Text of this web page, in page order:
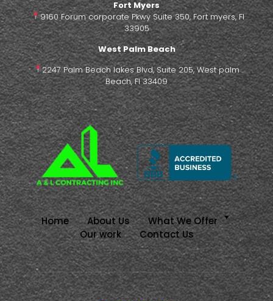
Fort Myers
9160 Forum corporate Pkwy Suite 350, Fort myers, Fl
33905
West Palm Beach
2247 Palm Beach lakes Blvd, Suite 205, West palm
Beach, Fl 33409
Home About Us
What We Offer
Our work
Contact Us